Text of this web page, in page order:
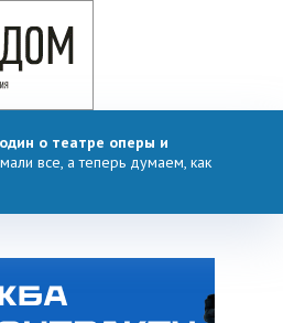
о театре оперы и
все, а теперь думаем, как